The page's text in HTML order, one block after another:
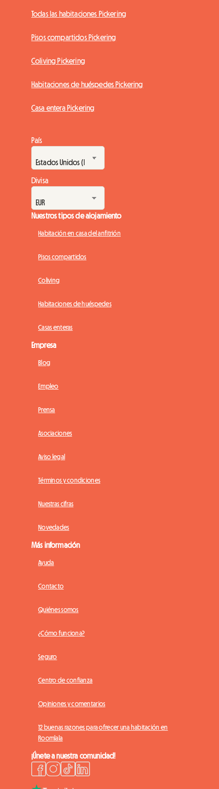
Todas las habitaciones Pickering
Pisos compartidos Pickering
Coliving Pickering
Habitaciones de huéspedes Pickering
Casa entera Pickering
País
Divisa
Nuestros tipos de alojamiento
Habitación en casa del anfitrión
Pisos compartidos
Coliving
Habitaciones de huéspedes
Casas enteras
Empresa
Blog
Empleo
Prensa
Asociaciones
Aviso legal
Términos y condiciones
Nuestras cifras
Novedades
Más información
Ayuda
Contacto
Quiénes somos
¿Cómo funciona?
Seguro
Centro de confianza
Opiniones y comentarios
12 buenas razones para ofrecer una habitación en
Roomlala
¡Únete a nuestra comunidad!